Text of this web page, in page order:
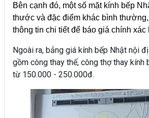
Bên cạnh đó, một số mặt kính bếp
thước và đặc điểm khác bình
thông tin chi tiết để báo giá chính xác
Ngoài ra, bảng giá kính bếp Nhật nội
gồm công thay thế, công thợ thay kính
từ 150.000 - 250.000đ.